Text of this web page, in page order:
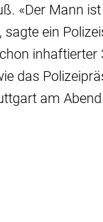
«Der Mann
ein
das
am